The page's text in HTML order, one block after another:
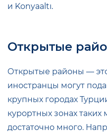
и Konyaaltı.
Открытые
Открытые районы —
иностранцы могут
крупных городах
курортных зонах
достаточно много.